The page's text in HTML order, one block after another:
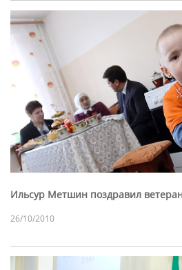
Ильсур Метшин поздравил
26/10/2010